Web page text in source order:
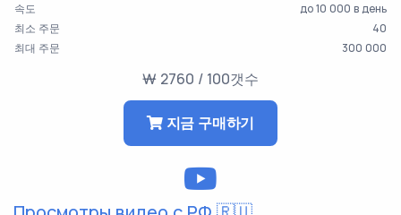
속도
до 10 000 в день
최소 주문
40
최대 주문
300 000
₩ 2760 / 100갯수
지금 구매하기